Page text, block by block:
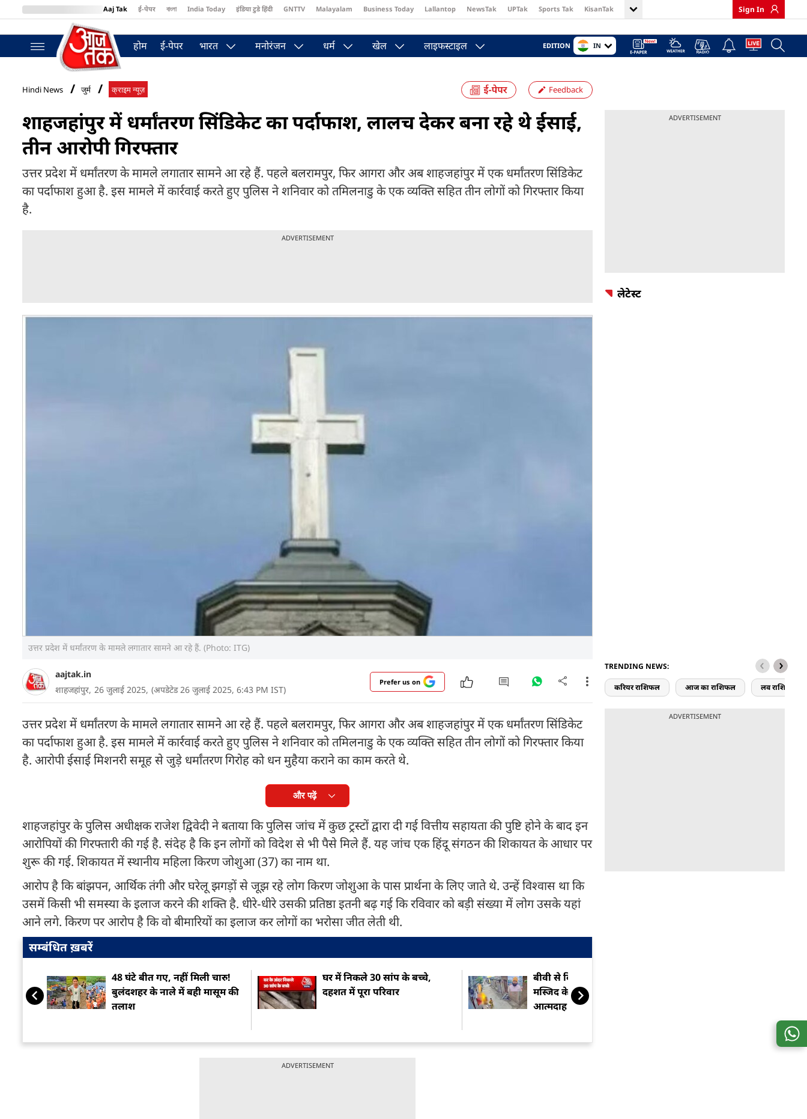
Aaj Tak ई-पेपर বাংলা India Today इंडिया टुडे हिंदी GNTTV Malayalam Business Today Lallantop NewsTak UPTak Sports Tak KisanTak
BT Bazaar
Sign In
होम ई-पेपर भारत मनोरंजन धर्म खेल लाइफस्टाइल EDITION IN
Hindi News जुर्म क्राइम न्यूज़ Feedback
शाहजहांपुर में धर्मांतरण सिंडिकेट का पर्दाफाश, लालच देकर बना रहे थे ईसाई,
तीन आरोपी गिरफ्तार
उत्तर प्रदेश में धर्मांतरण के मामले लगातार सामने आ रहे हैं. पहले बलरामपुर, फिर आगरा और अब शाहजहांपुर में एक धर्मांतरण सिंडिकेट
का पर्दाफाश हुआ है. इस मामले में कार्रवाई करते हुए पुलिस ने शनिवार को तमिलनाडु के एक व्यक्ति सहित तीन लोगों को गिरफ्तार किया
है.
ADVERTISEMENT
उत्तर प्रदेश में धर्मांतरण के मामले लगातार सामने आ रहे हैं. (Photo: ITG)
aajtak.in
शाहजहांपुर, 26 जुलाई 2025, (अपडेटेड 26 जुलाई 2025, 6:43 PM IST)
Prefer us on
उत्तर प्रदेश में धर्मांतरण के मामले लगातार सामने आ रहे हैं. पहले बलरामपुर, फिर आगरा और अब शाहजहांपुर में एक धर्मांतरण सिंडिकेट
का पर्दाफाश हुआ है. इस मामले में कार्रवाई करते हुए पुलिस ने शनिवार को तमिलनाडु के एक व्यक्ति सहित तीन लोगों को गिरफ्तार किया
है. आरोपी ईसाई मिशनरी समूह से जुड़े धर्मांतरण गिरोह को धन मुहैया कराने का काम करते थे.
और पढ़ें
शाहजहांपुर के पुलिस अधीक्षक राजेश द्विवेदी ने बताया कि पुलिस जांच में कुछ ट्रस्टों द्वारा दी गई वित्तीय सहायता की पुष्टि होने के बाद इन
आरोपियों की गिरफ्तारी की गई है. संदेह है कि इन लोगों को विदेश से भी पैसे मिले हैं. यह जांच एक हिंदू संगठन की शिकायत के आधार पर
शुरू की गई. शिकायत में स्थानीय महिला किरण जोशुआ (37) का नाम था.
आरोप है कि बांझपन, आर्थिक तंगी और घरेलू झगड़ों से जूझ रहे लोग किरण जोशुआ के पास प्रार्थना के लिए जाते थे. उन्हें विश्वास था कि
उसमें किसी भी समस्या के इलाज करने की शक्ति है. धीरे‑धीरे उसकी प्रतिष्ठा इतनी बढ़ गई कि रविवार को बड़ी संख्या में लोग उसके यहां
आने लगे. किरण पर आरोप है कि वो बीमारियों का इलाज कर लोगों का भरोसा जीत लेती थी.
सम्बंधित ख़बरें
48 घंटे बीत गए, नहीं मिली चारु!
बुलंदशहर के नाले में बही मासूम की
तलाश
घर में निकले 30 सांप के बच्चे,
दहशत में पूरा परिवार
बीवी से विवाद में बरेली की हुसैनी
मस्जिद के मुअज्जिन ने किया
आत्मदाह
ADVERTISEMENT
ADVERTISEMENT
लेटेस्ट
TRENDING NEWS:
करियर राशिफल आज का राशिफल लव राशिफल
ADVERTISEMENT